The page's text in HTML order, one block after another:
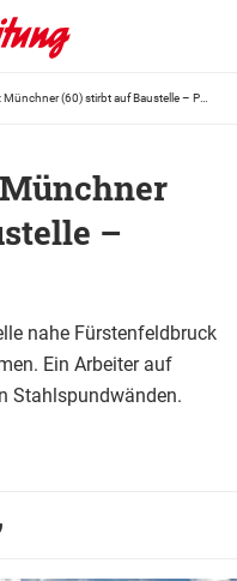
–
nahe Fürstenfeldbruck
Ein Arbeiter auf
Stahlspundwänden.